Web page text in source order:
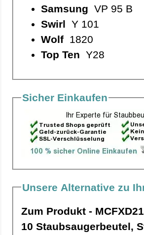
Samsung VP 95 B
Swirl Y 101
Wolf1820
Top Ten Y28
Sicher Einkaufen
Unsere Alternative zu
Zum Produkt -
10 Staubsaugerbeutel, Staubbeutel MCFXD214M pro